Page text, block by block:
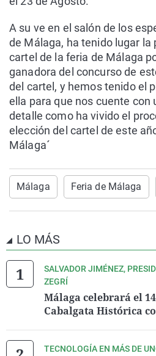
A su ve en el salón de los
de Málaga, ha tenido lugar la
cartel de la feria de Málaga
ganadora del concurso de
del cartel, y hemos tenido el
ella para que nos cuente con
detalle como ha vivido el
elección del cartel de este
Málaga´
Málaga Feria de Málaga
LO MÁS
SALVADOR JIMÉNEZ,
ZEGRÍ
Málaga celebrará el
Cabalgata Histórica
TECNOLOGÍA EN MÁS DE